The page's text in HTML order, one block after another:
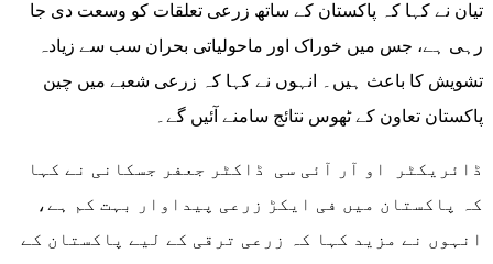
تیان نے کہا کہ پاکستان کے ساتھ زرعی تعلقات کو وسعت دی جا
رہی ہے، جس میں خوراک اور ماحولیاتی بحران سب سے زیادہ
تشویش کا باعث ہیں۔ انہوں نے کہا کہ زرعی شعبے میں چین
پاکستان تعاون کے ٹھوس نتائج سامنے آئیں گے۔
ڈائریکٹر او آر آئی سی ڈاکٹر جعفر جسکانی نے کہا
کہ پاکستان میں فی ایکڑ زرعی پیداوار بہت کم ہے،
انہوں نے مزید کہا کہ زرعی ترقی کے لیے پاکستان کے